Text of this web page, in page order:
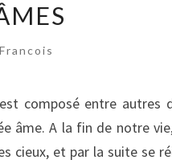
Francois
composé entre autres
âme. A la fin de notre
cieux, et par la suite se